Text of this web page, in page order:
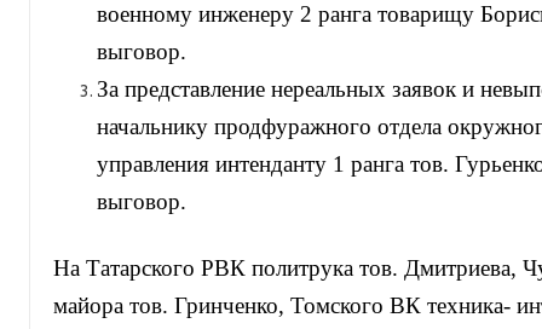
военному инженеру 2 ранга товарищу
выговор.
За представление нереальных заявок и
начальнику продфуражного отдела
управления интенданту 1 ранга тов.
выговор.
На Татарского РВК политрука тов. Дмитриева,
майора тов. Гринченко, Томского ВК техника-